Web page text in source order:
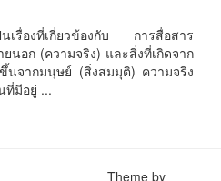
เรื่องที่เกี่ยวข้องกับ การสื่อสาร
นอก (ความจริง) และสิ่งที่เกิดจาก
นจากมนุษย์ (สิ่งสมมุติ) ความจริง
ที่มีอยู่ ...
Theme by